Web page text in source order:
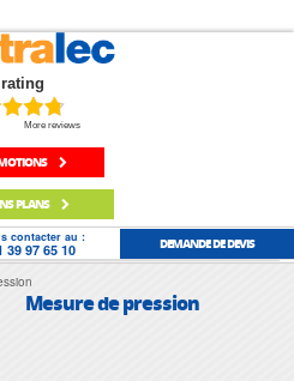
More reviews
PLANS
contacter au :
39 97 65 10 DEMANDE DE DEVIS
Mesure de pression